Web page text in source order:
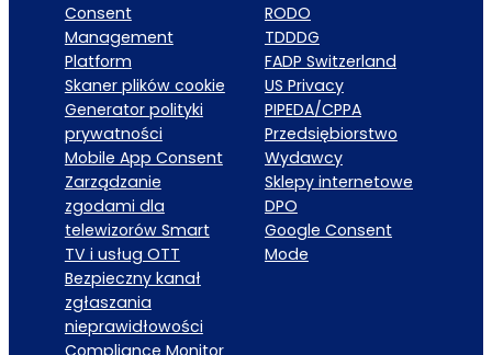
Consent
Management
Platform
Skaner plików cookie
Generator polityki
prywatności
Mobile App Consent
Zarządzanie
zgodami dla
telewizorów Smart
TV i usług OTT
Bezpieczny kanał
zgłaszania
nieprawidłowości
Compliance Monitor
RODO
TDDDG
FADP Switzerland
US Privacy
PIPEDA/CPPA
Przedsiębiorstwo
Wydawcy
Sklepy internetowe
DPO
Google Consent
Mode